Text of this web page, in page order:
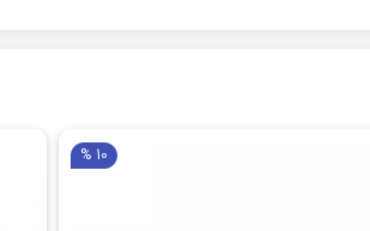
10 %